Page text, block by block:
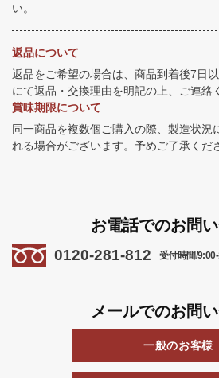
い。
返品について
返品をご希望の場合は、商品到着後7日
にて返品・交換理由を明記の上、ご連絡
賞味期限について
同一商品を複数個ご購入の際、製造状況
れる場合がございます。予めご了承くだ
お電話でのお問
0120-281-812 受付時間/
メールでのお問
一般のお客様